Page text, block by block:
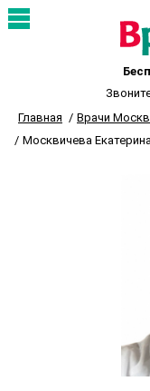
Главная Врачи
Москвичева